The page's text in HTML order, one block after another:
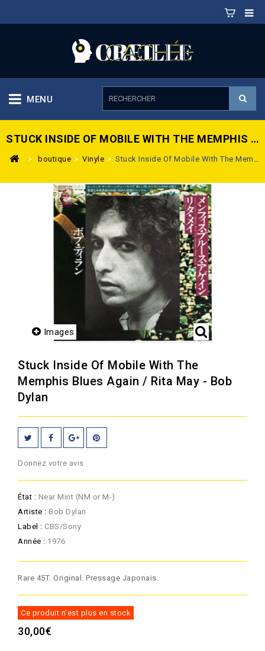
MENU
STUCK INSIDE OF MOBILE WITH THE MEMPHIS BLUES AGAIN / RITA MAY
> boutique > Vinyle > Stuck Inside Of Mobile With The Memphis Blues Again / Rita May
Images
Stuck Inside Of Mobile With The
Memphis Blues Again / Rita May - Bob
Dylan
Donnez votre avis
État : Near Mint (NM or M-)
Artiste : Bob Dylan
Label : CBS/Sony
Année : 1976
Rare 45T. Original. Pressage Japonais.
Ce produit n'est plus en stock
30,00€